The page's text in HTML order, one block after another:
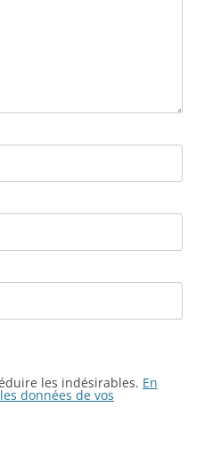
les indésirables. En
données de vos